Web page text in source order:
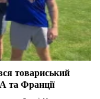
товариський
та Франції